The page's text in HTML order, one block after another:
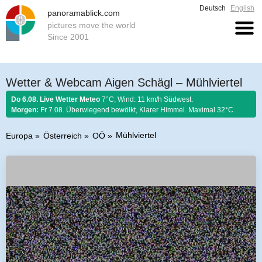
panoramablick.com
pictures move the world
Since 2001
Deutsch English
Wetter & Webcam Aigen Schägl – Mühlviertel
Do 6.08. Live Wetter Meteo 7°C, Wind: 11 km/h Südwest.
Morgen: Fr 7.08. Überwiegend bewölkt, Klarer Himmel. Maximal 32°C.
Europa Österreich OÖ Mühlviertel